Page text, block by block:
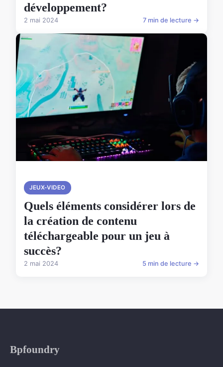
développement?
2 mai 2024 7 min de lecture →
JEUX-VIDEO
Quels éléments considérer lors de
la création de contenu
téléchargeable pour un jeu à
succès?
2 mai 2024 5 min de lecture →
Bpfoundry